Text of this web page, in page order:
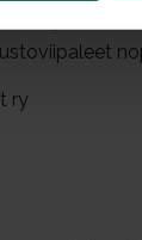
laita
ry